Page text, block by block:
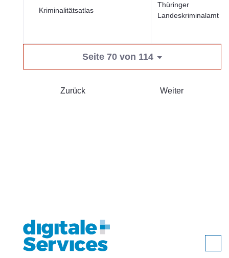
Kriminalitätsatlas
Thüringer
Landeskriminalamt
Seite 70 von 114
Zurück Weiter